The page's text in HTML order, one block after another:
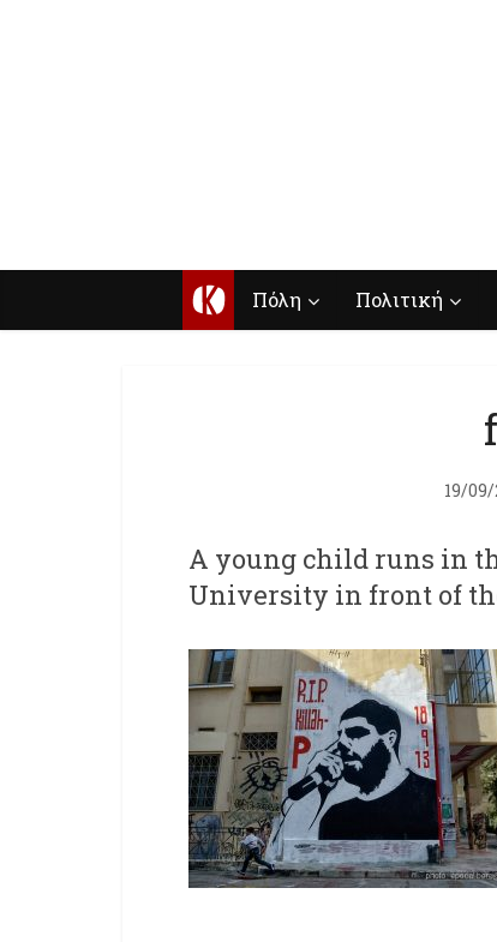
Κ Πόλη Πολιτική
19/09/
A young child runs in
University in front of